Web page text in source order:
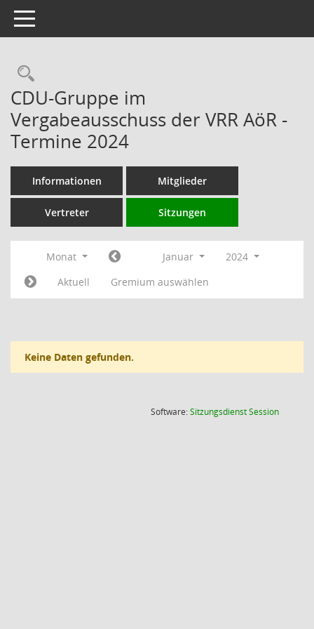
Toggle navigation
Rechercheauswahl
CDU-Gruppe im
Vergabeausschuss der VRR AöR -
Termine 2024
Informationen Mitglieder
Vertreter Sitzungen
Monat Januar
2024
Aktuell
Gremium auswählen
Keine Daten gefunden.
Software:SitzungsdienstSession(Wird in